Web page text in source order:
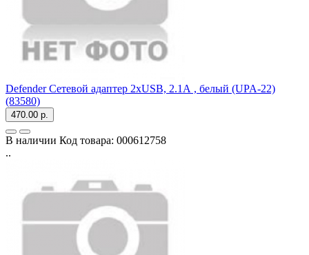
Defender Сетевой адаптер 2xUSB, 2.1А , белый (UPA-22)
(83580)
470.00 р.
В наличии Код товара: 000612758
..